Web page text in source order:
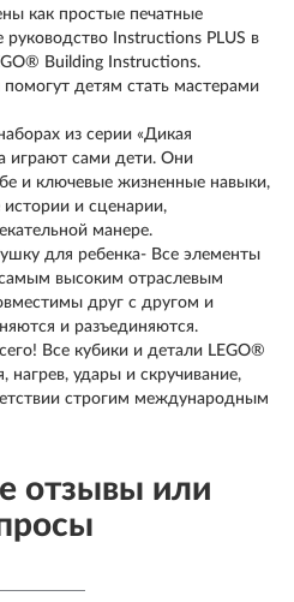
как простые печатные
Instructions PLUS в
Building Instructions.
детям стать мастерами
из серии «Дикая
играют сами дети. Они
и ключевые жизненные навыки,
и сценарии,
манере.
для ребенка- Все элементы
высоким отраслевым
друг с другом и
и разъединяются.
Все кубики и детали LEGO®
удары и скручивание,
строгим международным
отзывы или